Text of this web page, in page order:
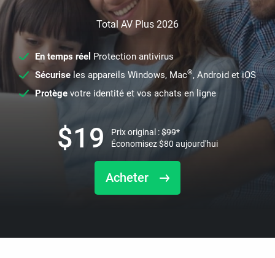
Total AV Plus 2026
En temps réel Protection antivirus
Sécuriseles appareils Windows, Mac®, Android et iOS
Protège votre identité et vos achats en ligne
Acheter
$19 Prix original :$99*
Économisez$80 aujourd'hui